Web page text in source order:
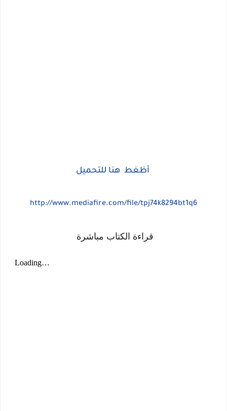
أظغط هنا للتحميل
http://www.mediafire.com/file/tpj74k8294bt1q6
قراءة الكتاب مباشرة